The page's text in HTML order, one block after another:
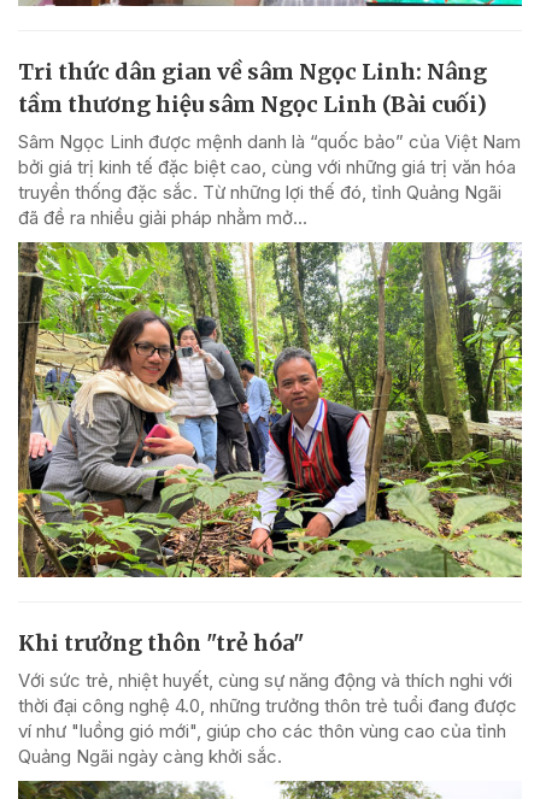
Tri thức dân gian về sâm Ngọc Linh: Nâng
tầm thương hiệu sâm Ngọc Linh (Bài cuối)
Sâm Ngọc Linh được mệnh danh là “quốc bảo” của Việt Nam
bởi giá trị kinh tế đặc biệt cao, cùng với những giá trị văn hóa
truyền thống đặc sắc. Từ những lợi thế đó, tỉnh Quảng Ngãi
đã đề ra nhiều giải pháp nhằm mở...
Khi trưởng thôn "trẻ hóa"
Với sức trẻ, nhiệt huyết, cùng sự năng động và thích nghi với
thời đại công nghệ 4.0, những trưởng thôn trẻ tuổi đang được
ví như "luồng gió mới", giúp cho các thôn vùng cao của tỉnh
Quảng Ngãi ngày càng khởi sắc.